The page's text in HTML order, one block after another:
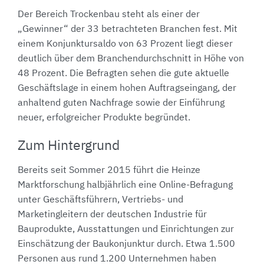
Der Bereich Trockenbau steht als einer der
„Gewinner“ der 33 betrachteten Branchen fest. Mit
einem Konjunktursaldo von 63 Prozent liegt dieser
deutlich über dem Branchendurchschnitt in Höhe von
48 Prozent. Die Befragten sehen die gute aktuelle
Geschäftslage in einem hohen Auftragseingang, der
anhaltend guten Nachfrage sowie der Einführung
neuer, erfolgreicher Produkte begründet.
Zum Hintergrund
Bereits seit Sommer 2015 führt die Heinze
Marktforschung halbjährlich eine Online-Befragung
unter Geschäftsführern, Vertriebs- und
Marketingleitern der deutschen Industrie für
Bauprodukte, Ausstattungen und Einrichtungen zur
Einschätzung der Baukonjunktur durch. Etwa 1.500
Personen aus rund 1.200 Unternehmen haben